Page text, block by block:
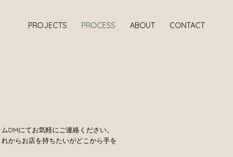
PROJECTS PROCESS ABOUT CONTACT
DMにてお気軽にご連絡ください。
からお店を持ちたいがどこから手を